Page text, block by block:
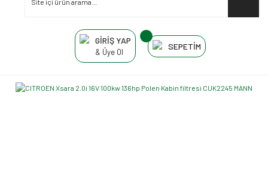
GİRİŞ YAP
& Üye Ol
SEPETİM